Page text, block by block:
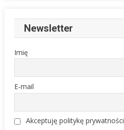
Newsletter
Imię
E-mail
Akceptuję politykę prywatności